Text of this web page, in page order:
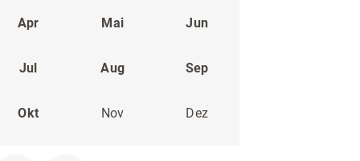
Apr Mai Jun
Jul Aug Sep
Okt Nov Dez